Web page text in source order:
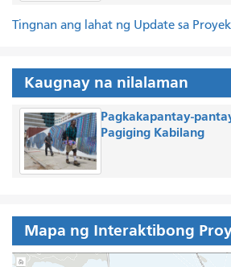
Tingnan ang lahat ng Update sa
Kaugnay na nilalaman
Pagkakapantay-
Pagiging Kabilang
Mapa ng Interaktibong